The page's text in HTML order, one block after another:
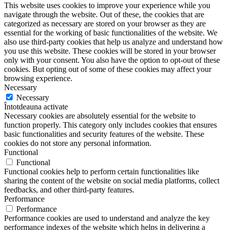
This website uses cookies to improve your experience while you
navigate through the website. Out of these, the cookies that are
categorized as necessary are stored on your browser as they are
essential for the working of basic functionalities of the website. We
also use third-party cookies that help us analyze and understand how
you use this website. These cookies will be stored in your browser
only with your consent. You also have the option to opt-out of these
cookies. But opting out of some of these cookies may affect your
browsing experience.
Necessary
Necessary
Întotdeauna activate
Necessary cookies are absolutely essential for the website to
function properly. This category only includes cookies that ensures
basic functionalities and security features of the website. These
cookies do not store any personal information.
Functional
Functional
Functional cookies help to perform certain functionalities like
sharing the content of the website on social media platforms, collect
feedbacks, and other third-party features.
Performance
Performance
Performance cookies are used to understand and analyze the key
performance indexes of the website which helps in delivering a